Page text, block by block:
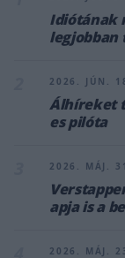
Idiótának
legjobban
2026. JÚN.
Álhíreket
es pilóta
2026. MÁJ.
apja is a
2026. MÁJ.